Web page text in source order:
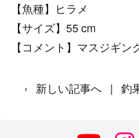
【魚種】ヒラメ
【サイズ】55 cm
【コメント】マスジギン
‹ 新しい記事へ | 釣